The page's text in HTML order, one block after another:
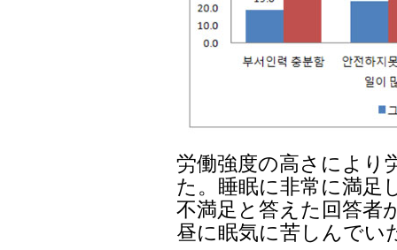
労働強度の高さにより
た。睡眠に非常に満足
不満足と答えた回答者
昼に眠気に苦しんでい